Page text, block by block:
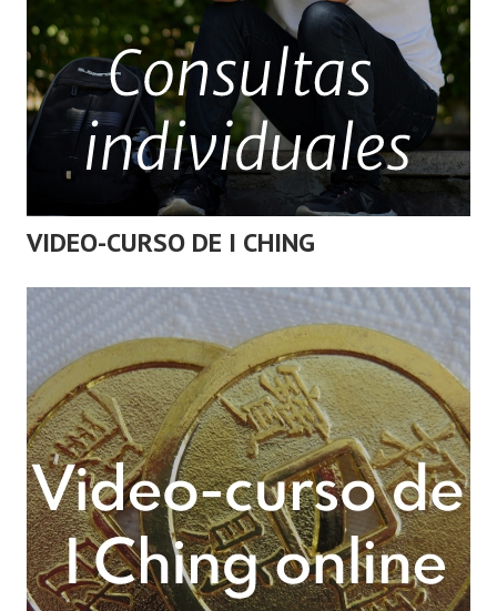
VIDEO-CURSO DE I CHING